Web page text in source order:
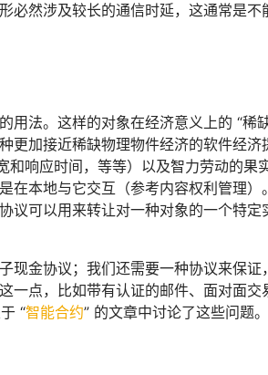
必然涉及较长的通信时延，这通常是
法。这样的对象在经济意义上的 “稀
更加接近稀缺物理物件经济的软件经济
和响应时间，等等）以及智力劳动的
在本地与它交互（参考内容权利管理）
可以用来转让对一种对象的一个特定
现金协议；我们还需要一种协议来保
一点，比如带有认证的邮件、面对面交
“智能合约” 的文章中讨论了这些问题。